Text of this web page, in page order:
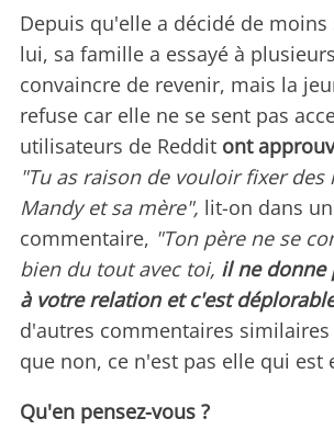
Depuis qu'elle a décidé de moins
lui, sa famille a essayé à
convaincre de revenir, mais la
refuse car elle ne se sent pas
utilisateurs de Reddit ont
"Tu as raison de vouloir fixer des
Mandy et sa mère", lit-on dans un
commentaire, "Ton père ne se
bien du tout avec toi, il ne donne
à votre relation et c'est
d'autres commentaires
que non, ce n'est pas elle qui est
Qu'en pensez-vous ?